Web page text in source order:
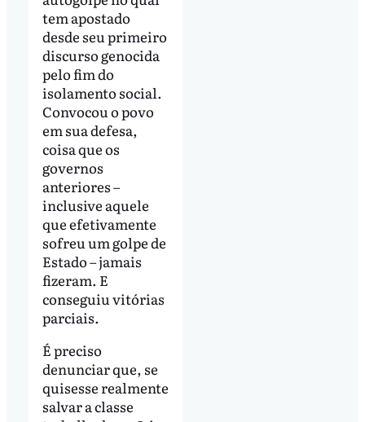
tem apostado
desde seu primeiro
discurso genocida
pelo fim do
isolamento social.
Convocou o povo
em sua defesa,
coisa que os
governos
anteriores –
inclusive aquele
que efetivamente
sofreu um golpe de
Estado – jamais
fizeram. E
conseguiu vitórias
parciais.
É preciso
denunciar que, se
quisesse realmente
salvar a classe